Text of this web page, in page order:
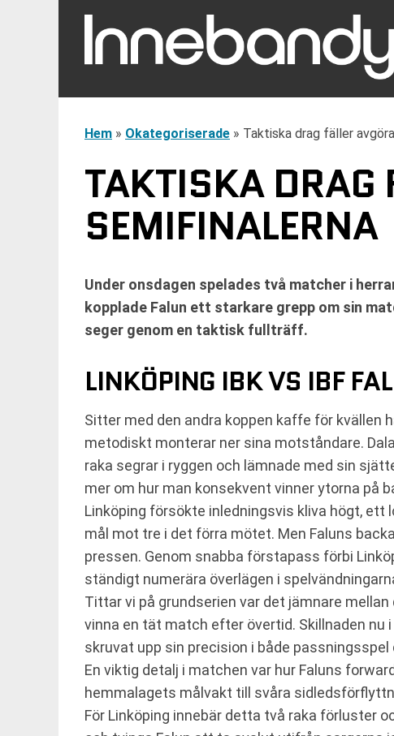
Hem » Okategoriserade » Taktiska drag fäller
TAKTISKA DRAG
SEMIFINALERNA
Under onsdagen spelades två matcher i
kopplade Falun ett starkare grepp om sin
seger genom en taktisk fullträff.
LINKÖPING IBK VS IBF
Sitter med den andra koppen kaffe för kvällen
metodiskt monterar ner sina motståndare.
raka segrar i ryggen och lämnade med sin
mer om hur man konsekvent vinner ytorna på
Linköping försökte inledningsvis kliva högt,
mål mot tre i det förra mötet. Men Faluns
pressen. Genom snabba förstapass förbi
ständigt numerära överlägen i
Tittar vi på grundserien var det jämnare
vinna en tät match efter övertid. Skillnaden nu
skruvat upp sin precision i både
En viktig detalj i matchen var hur Faluns
hemmalagets målvakt till svåra
För Linköping innebär detta två raka förluster